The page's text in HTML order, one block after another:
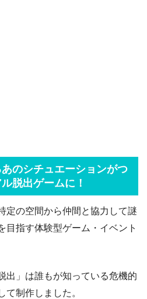
のシチュエーションがつ
脱出ゲームに！
定の空間から仲間と協力して謎
目指す体験型ゲーム・イベント
出」は誰もが知っている危機的
て制作しました。